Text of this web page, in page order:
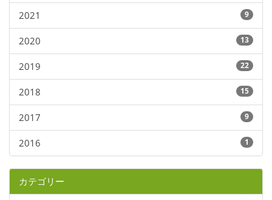
2021 9
2020 13
2019 22
2018 15
2017 9
2016 1
カテゴリー